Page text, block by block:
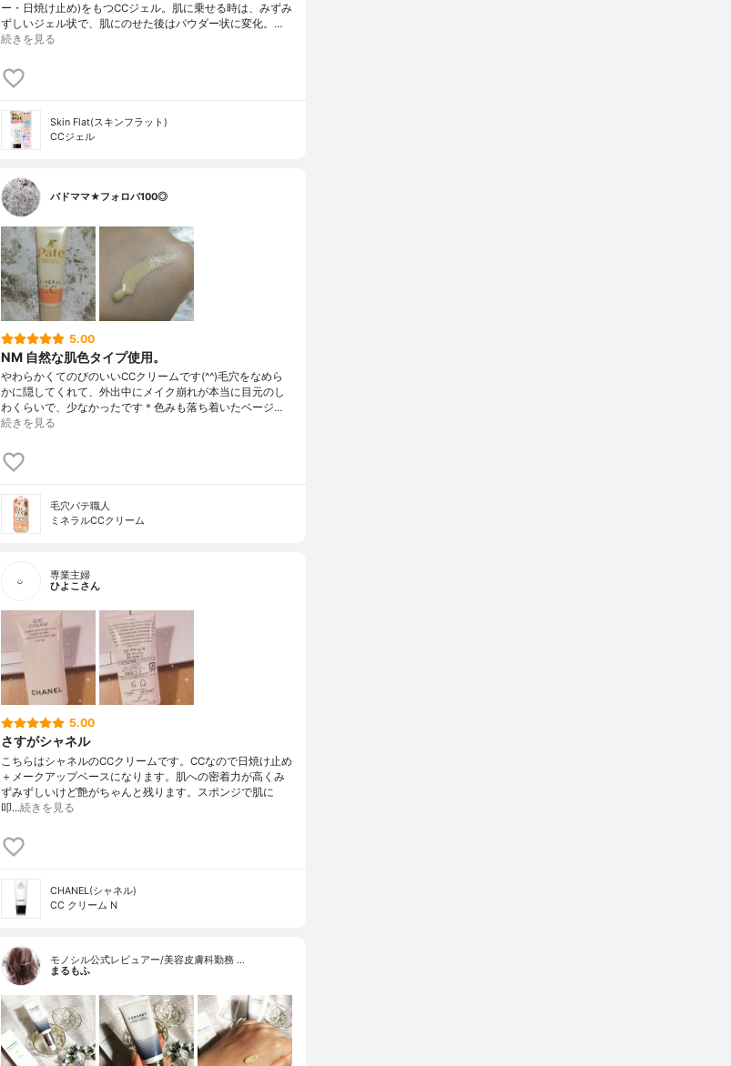
ー・日焼け止め)をもつCCジェル。肌に乗せる時は、みずみ
ずしいジェル状で、肌にのせた後はパウダー状に変化。…
続きを見る
Skin Flat(スキンフラット)
CCジェル
バドママ★フォロバ100◎
5.00
NM 自然な肌色タイプ使用。
やわらかくてのびのいいCCクリームです(^^)毛穴をなめら
かに隠してくれて、外出中にメイク崩れが本当に目元のし
わくらいで、少なかったです＊色みも落ち着いたベージ…
続きを見る
毛穴パテ職人
ミネラルCCクリーム
専業主婦
ひよこさん
5.00
さすがシャネル
こちらはシャネルのCCクリームです。CCなので日焼け止め
＋メークアップベースになります。肌への密着力が高くみ
ずみずしいけど艶がちゃんと残ります。スポンジで肌に
叩…続きを見る
CHANEL(シャネル)
CC クリーム N
モノシル公式レビュアー/美容皮膚科勤務 …
まるもふ